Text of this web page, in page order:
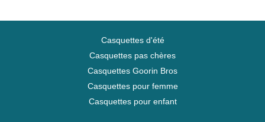
Casquettes d'été
Casquettes pas chères
Casquettes Goorin Bros
Casquettes pour femme
Casquettes pour enfant